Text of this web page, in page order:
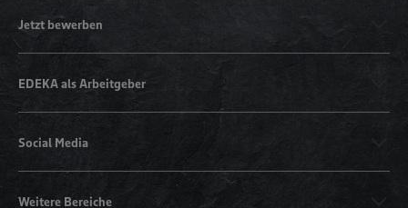
Jetzt bewerben
EDEKA als Arbeitgeber
Social Media
Weitere Bereiche